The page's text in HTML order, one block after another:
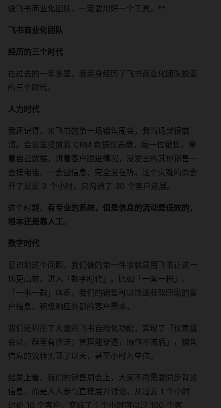
说飞书商业化团队，一定要用好一个工具。**
飞书商业化团队
经历的三个时代
在过去的一年多里，我亲身经历了飞书商业化团队蜕变
的三个时代。
人力时代
我还记得，来飞书的第一场销售周会，我当场就很崩
溃。会议室投放着 CRM 数据仪表盘，每一位销售，拿
着自己数据，讲着客户跟进情况，没发言的其他销售一
会接电话，一会回信息，完全没在听。这个灾难的周会
开了足足 3 个小时，只沟通了 30 个客户进展。
这个时期， 有专业的系统，但是信息的流动是低效的，
根本还是靠人工。
数字时代
意识到这个问题，我们做的第一件事就是用飞书让这一
切更高效，进入「数字时代」。比如「一客一档」、
「一事一群」体系，我们的销售可以快速获取所需的客
户信息，积极响应外部的客户需求。
我们还利用了大量的飞书自动化功能，实现了「仪表盘
会动，群里有推送；管理能穿透，协作不滞后」，销售
信息的流转实现了以天，甚至小时为单位。
结果上看，我们的销售周会上，大家不再需要同步背景
信息，而是人人参与直接展开讨论。从过去 1 个小时
讨论 10 个客户，变成了 1 个小时可以过 100 个客